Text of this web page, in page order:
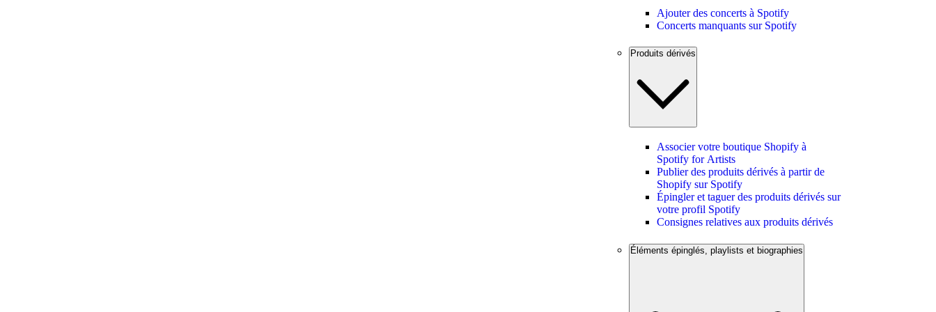
Ajouter des concerts à Spotify
Concerts manquants sur Spotify
Produits dérivés
Associer votre boutique Shopify à
Spotify for Artists
Publier des produits dérivés à partir de
Shopify sur Spotify
Épingler et taguer des produits dérivés sur
votre profil Spotify
Consignes relatives aux produits dérivés
Éléments épinglés, playlists et biographies